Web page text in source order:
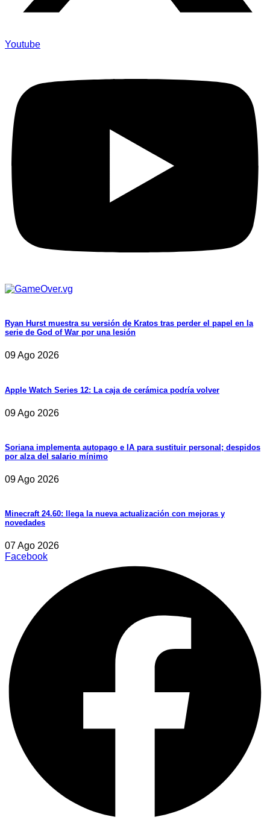
Youtube
Ryan Hurst muestra su versión de Kratos tras perder el papel en la
serie de God of War por una lesión
09 Ago 2026
Apple Watch Series 12: La caja de cerámica podría volver
09 Ago 2026
Soriana implementa autopago e IA para sustituir personal; despidos
por alza del salario mínimo
09 Ago 2026
Minecraft 24.60: llega la nueva actualización con mejoras y
novedades
07 Ago 2026
Facebook